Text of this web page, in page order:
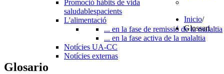
Promoció hàbits de vida
saludablespacients
L'alimentació
... en la fase de remissió de la malaltia
... en la fase activa de la malaltia
Notícies UA-CC
Notícies externas
Inicio/
Glossari
Glosario